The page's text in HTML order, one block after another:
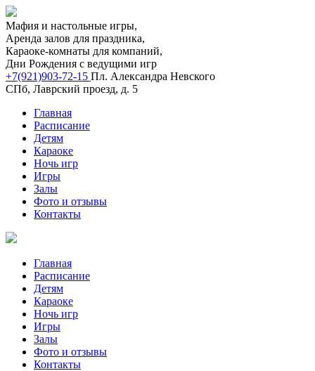
Мафия и настольные игры,
Аренда залов для праздника,
Караоке-комнаты для компаний,
Дни Рождения с ведущими игр
+7(921)903-72-15 Пл. Александра Невского
СПб, Лаврский проезд, д. 5
Главная
Расписание
Детям
Караоке
Ночь игр
Игры
Залы
Фото и отзывы
Контакты
Главная
Расписание
Детям
Караоке
Ночь игр
Игры
Залы
Фото и отзывы
Контакты